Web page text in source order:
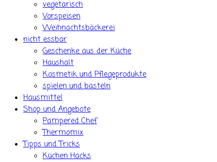
vegetarisch
Vorspeisen
Weihnachtsbäckerei
nicht essbar
Geschenke aus der Küche
Haushalt
Kosmetik und Pflegeprodukte
spielen und basteln
Hausmittel
Shop und Angebote
Pampered Chef
Thermomix
Tipps und Tricks
Küchen Hacks